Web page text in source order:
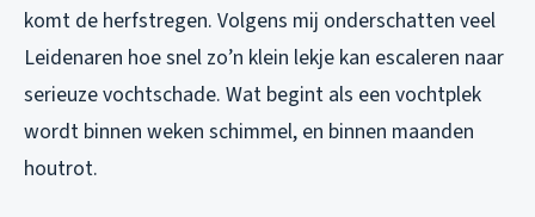
komt de herfstregen. Volgens mij onderschatten veel
Leidenaren hoe snel zo’n klein lekje kan escaleren naar
serieuze vochtschade. Wat begint als een vochtplek
wordt binnen weken schimmel, en binnen maanden
houtrot.